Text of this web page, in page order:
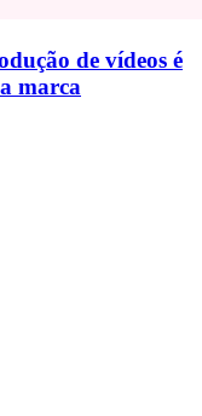
de vídeos é
marca